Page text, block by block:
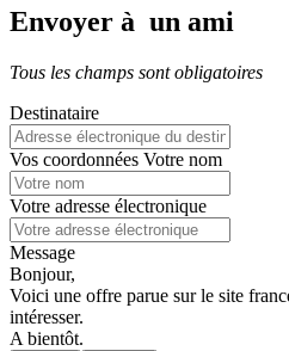
Envoyer à un ami
Tous les champs sont obligatoires
Destinataire
Vos coordonnées Votre nom
Votre adresse électronique
Message
Bonjour,
Voici une offre parue sur le site
intéresser.
A bientôt.